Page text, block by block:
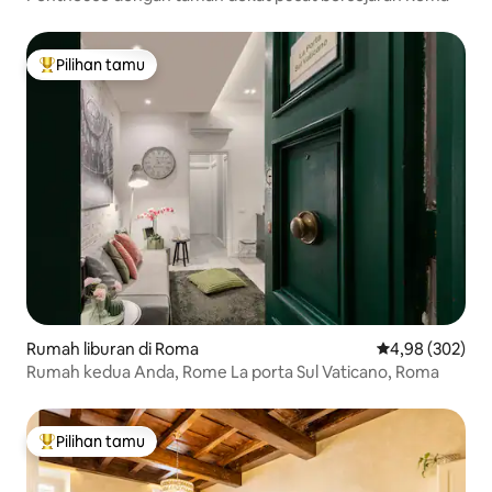
Pilihan tamu terpopuler
Pilihan tamu
Rumah liburan di Roma Nilai rata-rata
4,98 (302)
Rumah kedua Anda, Rome La porta Sul Vaticano, Roma
Pilihan tamu terpopuler
Pilihan tamu